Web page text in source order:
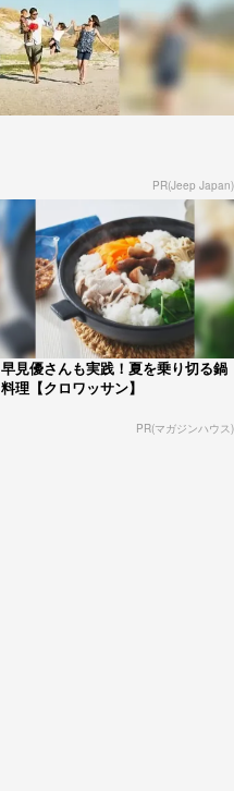
PR(Jeep Japan)
早見優さんも実践！夏を乗り切る鍋
料理【クロワッサン】
PR(マガジンハウス)